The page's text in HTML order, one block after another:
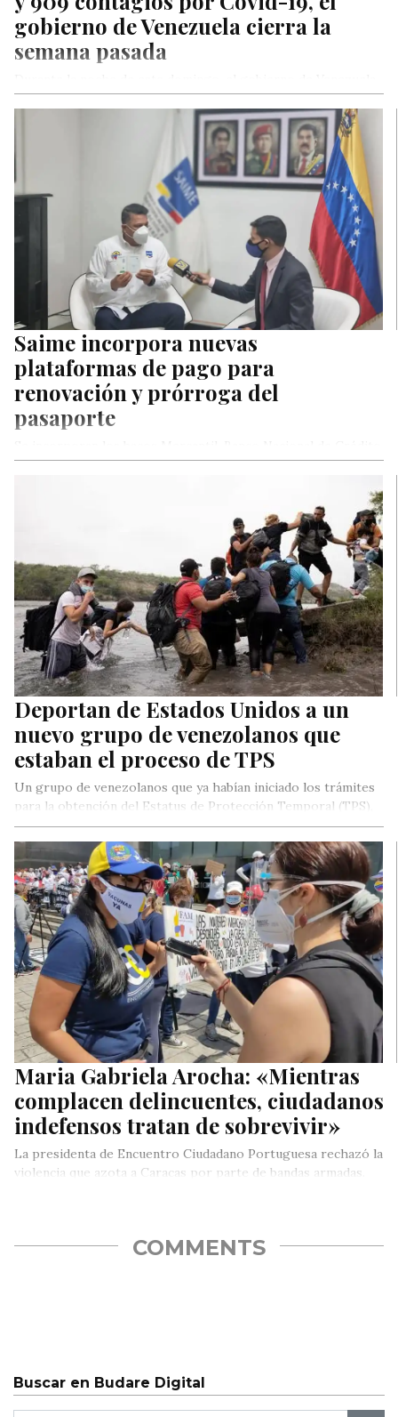
gobierno de Venezuela cierra la
semana pasada
ofreció un balance sobre las incidencias del Covid-19 en el…
Saime incorpora nuevas
plataformas de pago para
renovación y prórroga del
pasaporte
y Consorcio Credicard.
Deportan de Estados Unidos a un
nuevo grupo de venezolanos que
estaban el proceso de TPS
Un grupo de venezolanos que ya habían iniciado los trámites
para la obtención del Estatus de Protección Temporal (TPS),
fueron…
Maria Gabriela Arocha: «Mientras
complacen delincuentes, ciudadanos
indefensos tratan de sobrevivir»
La presidenta de Encuentro Ciudadano Portuguesa rechazó la
violencia que azota a Caracas por parte de bandas armadas.
COMMENTS
Buscar en Budare Digital